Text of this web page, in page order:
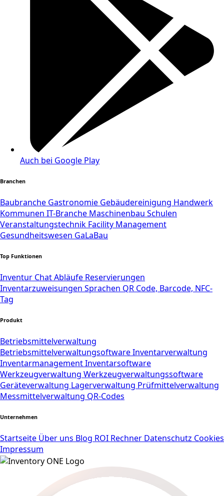
Auch bei Google Play
Branchen
Baubranche Gastronomie Gebäudereinigung Handwerk
Kommunen IT-Branche Maschinenbau Schulen
Veranstaltungstechnik Facility Management
Gesundheitswesen GaLaBau
Top Funktionen
Inventur ChatAbläufe Reservierungen
Inventarzuweisungen Sprachen QR Code, Barcode, NFC-
Tag
Produkt
Betriebsmittelverwaltung
BetriebsmittelverwaltungsoftwareInventarverwaltung
InventarmanagementInventarsoftware
Werkzeugverwaltung Werkzeugverwaltungssoftware
Geräteverwaltung Lagerverwaltung Prüfmittelverwaltung
Messmittelverwaltung QR-Codes
Unternehmen
Startseite Über uns Blog ROI Rechner Datenschutz Cookies
Impressum